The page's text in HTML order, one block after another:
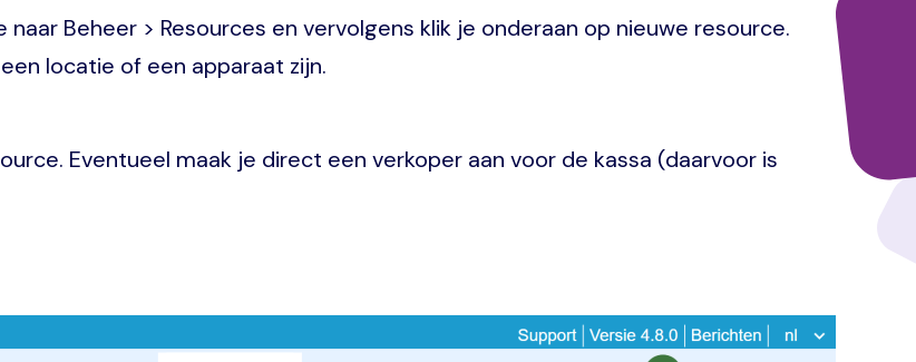
Beheer > Resources en vervolgens klik je onderaan op nieuwe resource.
locatie of een apparaat zijn.
Eventueel maak je direct een verkoper aan voor de kassa (daarvoor is